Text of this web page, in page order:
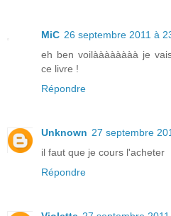
MiC 26 septembre 2011 à
eh ben voilàààààààà je
ce livre !
Répondre
Unknown 27 septembre
il faut que je cours l'acheter
Répondre